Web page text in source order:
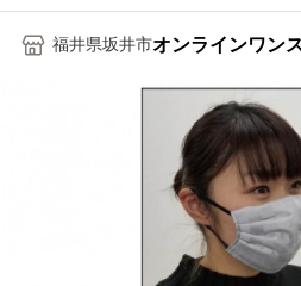
福井県坂井市オンラインワン